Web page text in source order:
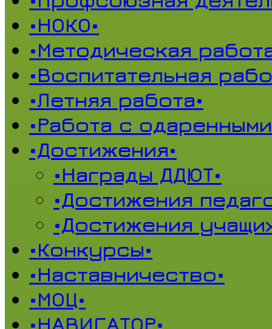
•НОКО•
•Методическая
•Воспитательная
•Летняя работа•
•Работа с
•Достижения•
•Награды ДДЮТ•
•Достижения
•Достижения
•Конкурсы•
•Наставничество•
•МОЦ•
•НАВИГАТОР•